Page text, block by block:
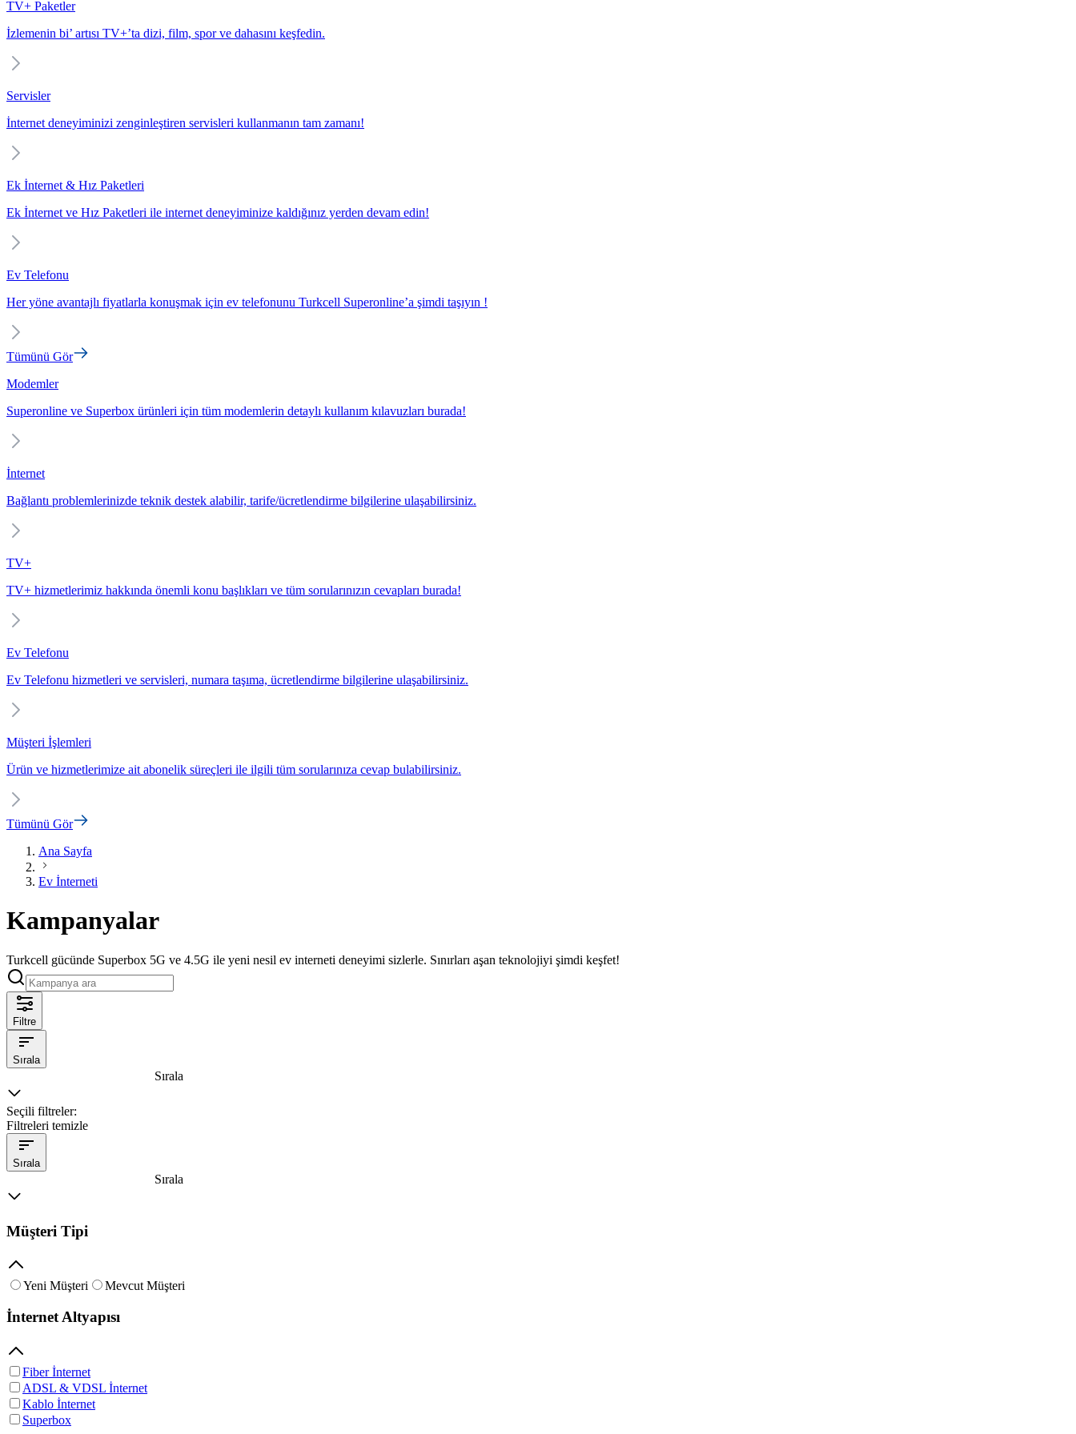
TV+ Paketler
İzlemenin bi’ artısı TV+’ta dizi, film, spor ve dahasını keşfedin.
Servisler
İnternet deneyiminizi zenginleştiren servisleri kullanmanın tam zamanı!
Ek İnternet & Hız Paketleri
Ek İnternet ve Hız Paketleri ile internet deneyiminize kaldığınız yerden devam edin!
Ev Telefonu
Her yöne avantajlı fiyatlarla konuşmak için ev telefonunu Turkcell Superonline’a şimdi taşıyın !
Tümünü Gör
Modemler
Superonline ve Superbox ürünleri için tüm modemlerin detaylı kullanım kılavuzları burada!
İnternet
Bağlantı problemlerinizde teknik destek alabilir, tarife/ücretlendirme bilgilerine ulaşabilirsiniz.
TV+
TV+ hizmetlerimiz hakkında önemli konu başlıkları ve tüm sorularınızın cevapları burada!
Ev Telefonu
Ev Telefonu hizmetleri ve servisleri, numara taşıma, ücretlendirme bilgilerine ulaşabilirsiniz.
Müşteri İşlemleri
Ürün ve hizmetlerimize ait abonelik süreçleri ile ilgili tüm sorularınıza cevap bulabilirsiniz.
Tümünü Gör
Ana Sayfa
Ev İnterneti
Kampanyalar
Turkcell gücünde Superbox 5G ve 4.5G ile yeni nesil ev interneti deneyimi sizlerle. Sınırları aşan teknolojiyi şimdi keşfet!
Filtre
Sırala
Sırala
Seçili filtreler:
Filtreleri temizle
Sırala
Sırala
Müşteri Tipi
Yeni Müşteri Mevcut Müşteri
İnternet Altyapısı
Fiber İnternet
ADSL & VDSL İnternet
Kablo İnternet
Superbox